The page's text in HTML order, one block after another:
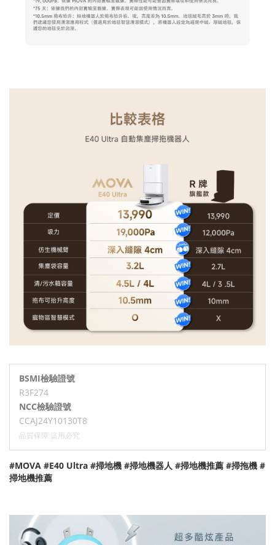
BSMI檢驗證號
R3F274
NCC檢驗證號
CCAJ24Y10130T8
品質保障 盜用必究
#MOVA #E40 Ultra #掃地機 #掃地機器人 #掃地機推薦 #掃拖機 #
掃地機推薦